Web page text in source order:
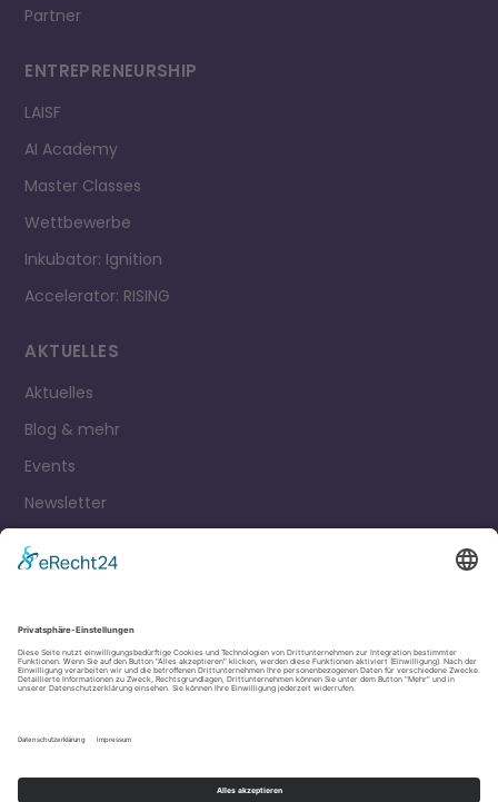
Partner
ENTREPRE­NEURSHIP
LAISF
AI Academy
Master Classes
Wettbewerbe
Inkubator: Ignition
Accelerator: RISING
AKTUELLES
Aktuelles
Blog & mehr
Events
Newsletter
Impressum
Datenschutz